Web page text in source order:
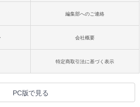
編集部へのご連絡
会社概要
特定商取引法に基づく表示
PC版で見る